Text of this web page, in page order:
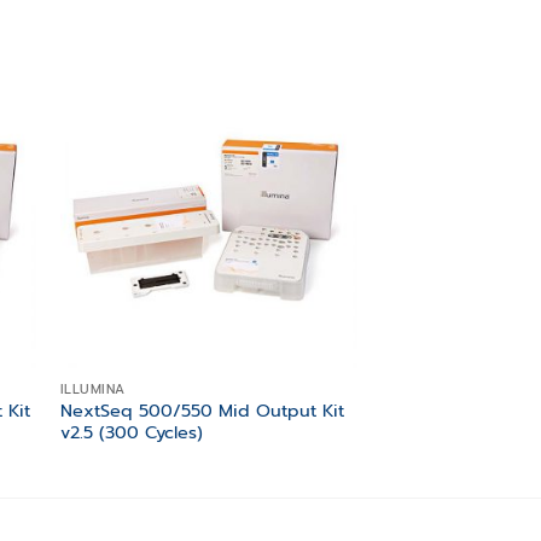
Kit
Add to
wishlist
ILLUMINA
NextSeq 500/550 Mid Output Kit
v2.5 (300 Cycles)